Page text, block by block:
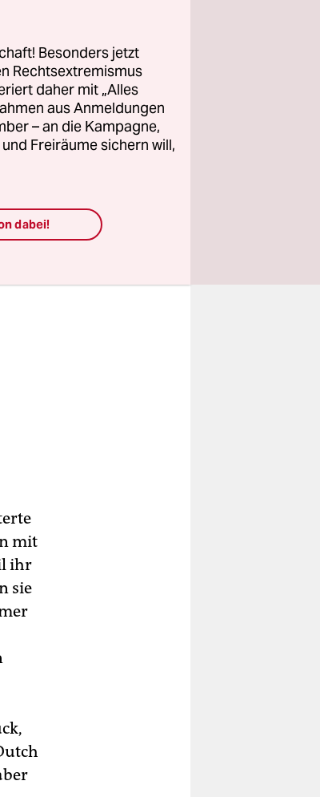
the
mit
ihr
sie
Besonders jetzt
Rechtsextremismus
daher mit „Alles
aus Anmeldungen
– an die Kampagne,
Freiräume sichern will,
dabei!